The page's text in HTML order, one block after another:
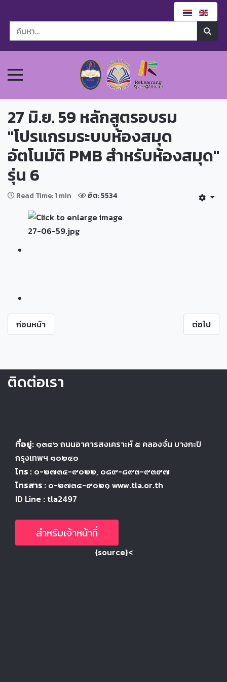
27 มิ.ย. 59 หลักสูตรอบรม
"โปรแกรมระบบห้องสมุด
อัตโนมัติ PMB สำหรับห้องสมุด"
รุ่น 6
Read Time: 1 min ฮิต: 5534
ก่อนหน้า ต่อไป
ติดต่อเรา
ที่อยู่: ๑๓๔๖ ถนนอาคารสงเคราะห์ ๕ คลองจั่น บางกะปิ
กรุงเทพฯ ๑๐๒๔๐
โทร : ๐-๒๗๓๔-๙๐๒๒, ๐๘๙-๘๙๓-๙๓๙๗
โทรสาร : ๐-๒๗๓๔-๙๐๒๑ www.tla.or.th
ID Line : tla2497
สำหรับเจ้าหน้าที่
{source}<